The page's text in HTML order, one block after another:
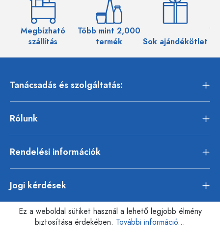
Megbízható
szállítás
Több mint 2,000
termék
Sok ajándékötlet
Tanácsadás és szolgáltatás:
Rólunk
Rendelési információk
Jogi kérdések
Ez a weboldal sütiket használ a lehető legjobb élmény
biztosítása érdekében. További információ...